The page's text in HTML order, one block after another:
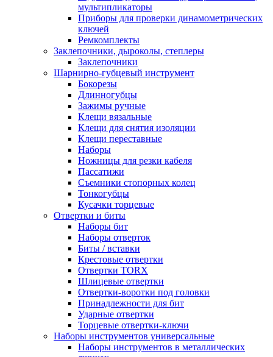
мультипликаторы
Приборы для проверки динамометрических
ключей
Ремкомплекты
Заклепочники, дыроколы, степлеры
Заклепочники
Шарнирно-губцевый инструмент
Бокорезы
Длинногубцы
Зажимы ручные
Клещи вязальные
Клещи для снятия изоляции
Клещи переставные
Наборы
Ножницы для резки кабеля
Пассатижи
Съемники стопорных колец
Тонкогубцы
Кусачки торцевые
Отвертки и биты
Наборы бит
Наборы отверток
Биты / вставки
Крестовые отвертки
Отвертки TORX
Шлицевые отвертки
Отвертки-воротки под головки
Принадлежности для бит
Ударные отвертки
Торцевые отвертки-ключи
Наборы инструментов универсальные
Наборы инструментов в металлических